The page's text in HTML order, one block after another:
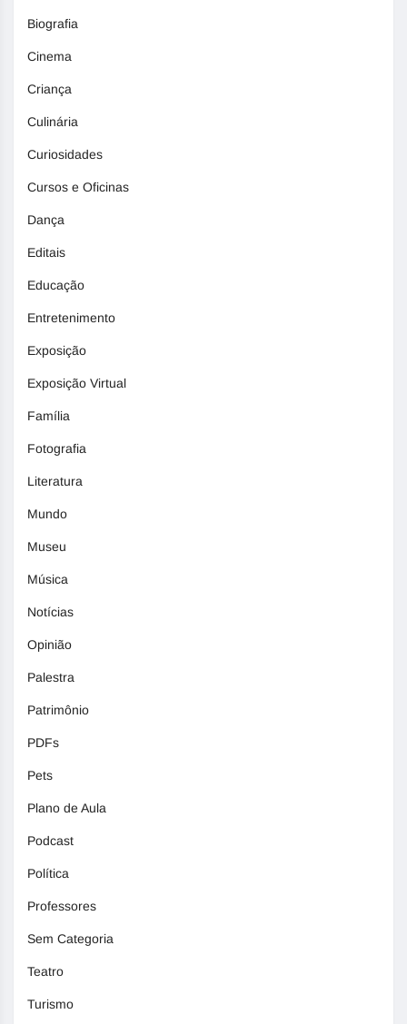
Biografia
Cinema
Criança
Culinária
Curiosidades
Cursos e Oficinas
Dança
Editais
Educação
Entretenimento
Exposição
Exposição Virtual
Família
Fotografia
Literatura
Mundo
Museu
Música
Notícias
Opinião
Palestra
Patrimônio
PDFs
Pets
Plano de Aula
Podcast
Política
Professores
Sem Categoria
Teatro
Turismo